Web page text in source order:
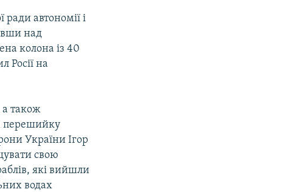
ради автономії і
над
колона із 40
Росії на
а також
перешийку
України Ігор
свою
які вийшли
водах